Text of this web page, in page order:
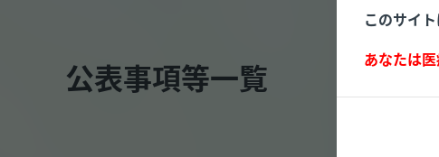
公表事項等一覧
このサイ
あなたは